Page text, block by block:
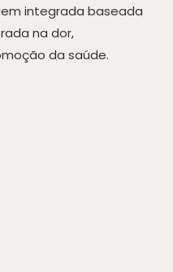
integrada baseada
na dor,
da saúde.